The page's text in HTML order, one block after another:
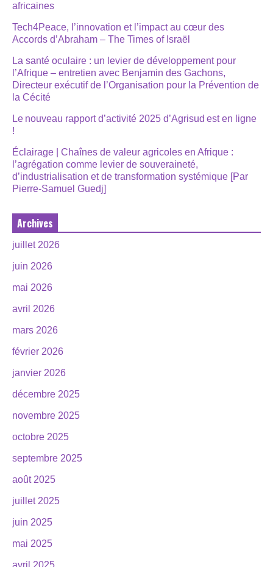
africaines
Tech4Peace, l’innovation et l’impact au cœur des
Accords d’Abraham – The Times of Israël
La santé oculaire : un levier de développement pour
l’Afrique – entretien avec Benjamin des Gachons,
Directeur exécutif de l’Organisation pour la Prévention de
la Cécité
Le nouveau rapport d’activité 2025 d’Agrisud est en ligne
!
Éclairage | Chaînes de valeur agricoles en Afrique :
l’agrégation comme levier de souveraineté,
d’industrialisation et de transformation systémique [Par
Pierre-Samuel Guedj]
Archives
juillet 2026
juin 2026
mai 2026
avril 2026
mars 2026
février 2026
janvier 2026
décembre 2025
novembre 2025
octobre 2025
septembre 2025
août 2025
juillet 2025
juin 2025
mai 2025